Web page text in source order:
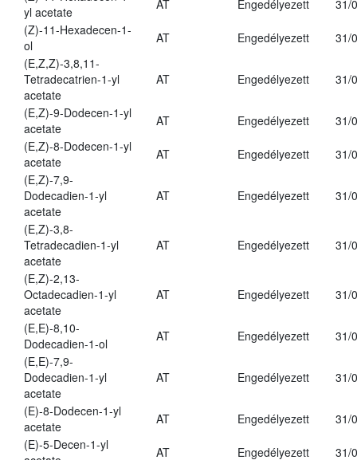
yl acetate
AT Engedélyezett
31/
(Z)-11-Hexadecen-1-
ol
AT Engedélyezett
31/
(E,Z,Z)-3,8,11-
Tetradecatrien-1-yl
acetate
AT Engedélyezett 31/
(E,Z)-9-Dodecen-1-yl
acetate
AT Engedélyezett
31/
(E,Z)-8-Dodecen-1-yl
acetate
AT Engedélyezett
31/
(E,Z)-7,9-
Dodecadien-1-yl
acetate
AT Engedélyezett 31/
(E,Z)-3,8-
Tetradecadien-1-yl
acetate
AT Engedélyezett 31/
(E,Z)-2,13-
Octadecadien-1-yl
acetate
AT Engedélyezett 31/
(E,E)-8,10-
Dodecadien-1-ol
AT Engedélyezett
31/
(E,E)-7,9-
Dodecadien-1-yl
acetate
AT Engedélyezett 31/
(E)-8-Dodecen-1-yl
acetate
AT Engedélyezett
31/
(E)-5-Decen-1-yl
AT Engedélyezett 31/